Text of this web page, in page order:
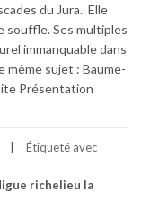
du Jura. Elle
souffle. Ses multiples
immanquable dans
même sujet : Baume-
Présentation
Étiqueté avec
richelieu la